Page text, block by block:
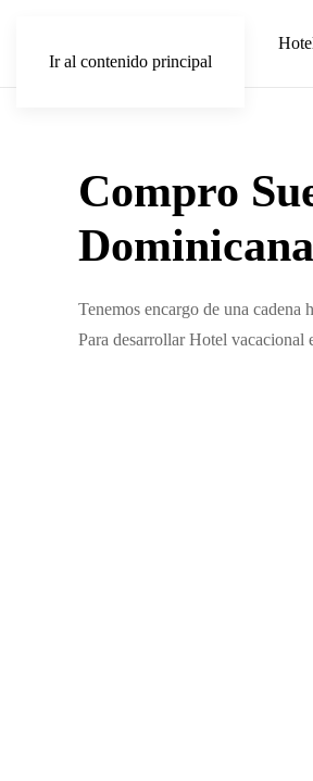
Ir al contenido principal
Compro
Dominicana
Tenemos encargo de una
Para desarrollar Hotel vacacional